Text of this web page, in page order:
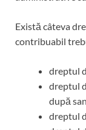
Există câteva
contribuabil
dreptul
dreptul
după
dreptul